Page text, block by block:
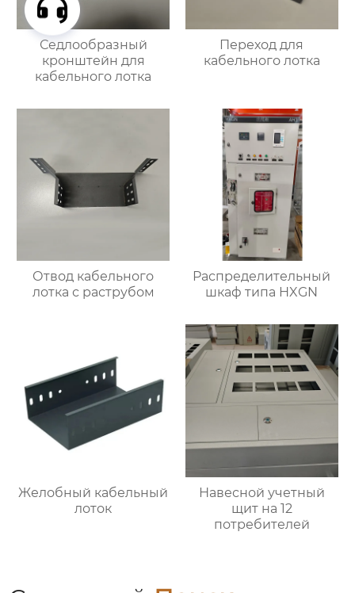
Седлообразный
кронштейн для
кабельного лотка
Переход для
кабельного лотка
Отвод кабельного
лотка с раструбом
Распределительный
шкаф типа HXGN
Желобный кабельный
лоток
Навесной учетный
щит на 12
потребителей